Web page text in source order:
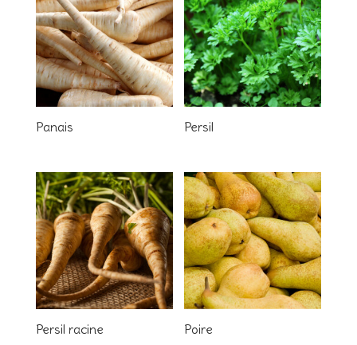
Panais Persil
Persil racine Poire